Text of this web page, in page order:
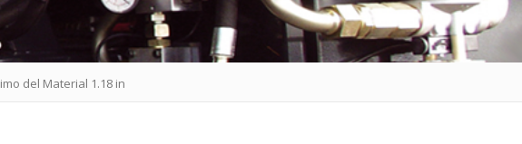
del Material 1.18 in